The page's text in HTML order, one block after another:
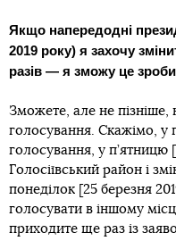
Якщо напередодні
2019 року) я захочу
разів — я зможу це
Зможете, але не пізніше,
голосування. Скажімо, у
голосування, у п’ятницю
Голосіївський район і
понеділок [25 березня
голосувати в іншому
приходите ще раз із